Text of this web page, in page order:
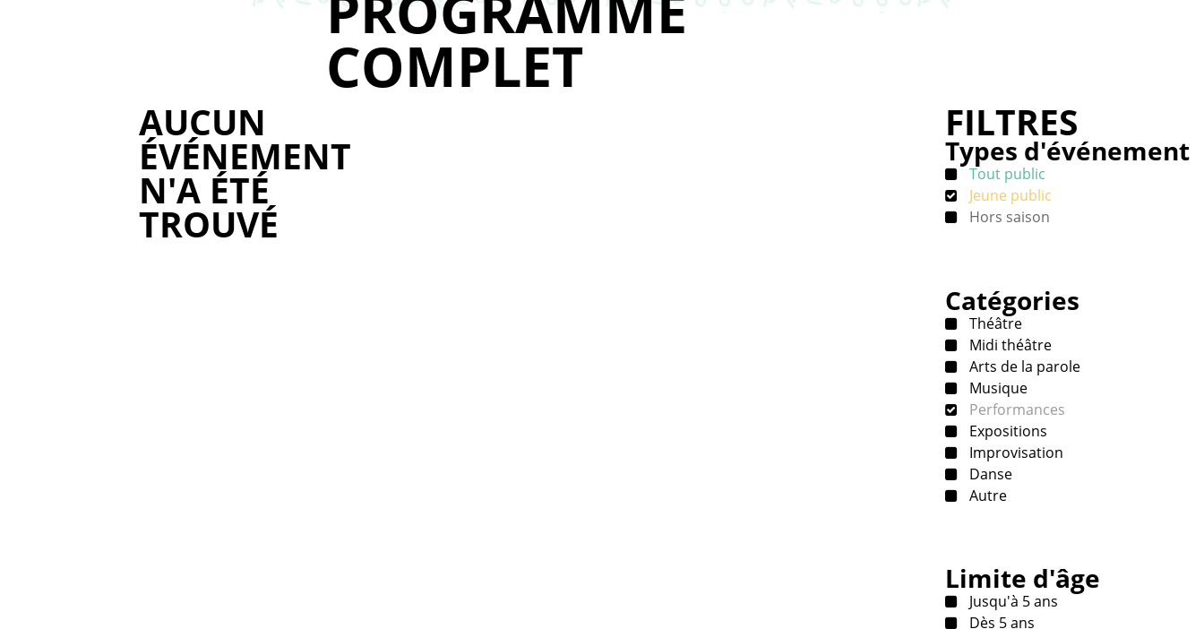
COMPLET
AUCUN
ÉVÉNEMENT
N'A ÉTÉ
TROUVÉ
FILTRES
Types d'événement
Tout public
Jeune public
Hors saison
Catégories
Théâtre
Midi théâtre
Arts de la parole
Musique
Performances
Expositions
Improvisation
Danse
Autre
Limite d'âge
Jusqu'à 5 ans
Dès 5 ans